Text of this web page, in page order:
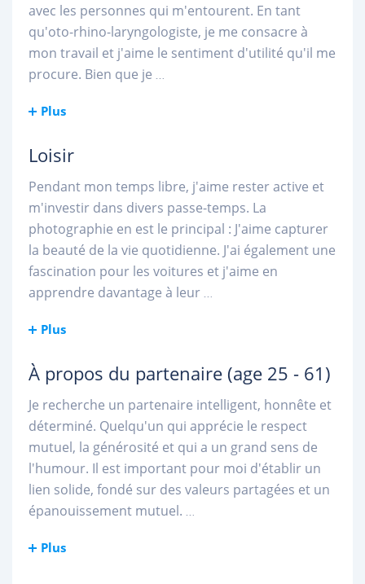
avec les personnes qui m'entourent. En tant
qu'oto-rhino-laryngologiste, je me consacre à
mon travail et j'aime le sentiment d'utilité qu'il me
procure. Bien que je ...
Plus
Loisir
Pendant mon temps libre, j'aime rester active et
m'investir dans divers passe-temps. La
photographie en est le principal : J'aime capturer
la beauté de la vie quotidienne. J'ai également une
fascination pour les voitures et j'aime en
apprendre davantage à leur...
Plus
À propos du partenaire (age 25 - 61)
Je recherche un partenaire intelligent, honnête et
déterminé. Quelqu'un qui apprécie le respect
mutuel, la générosité et qui a un grand sens de
l'humour. Il est important pour moi d'établir un
lien solide, fondé sur des valeurs partagées et un
épanouissement mutuel. ...
Plus